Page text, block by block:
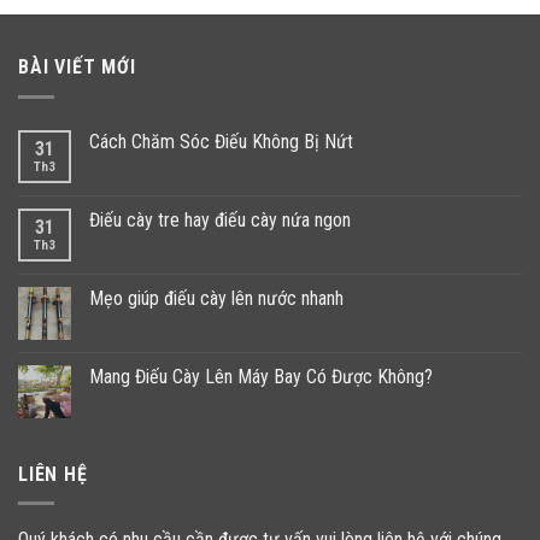
BÀI VIẾT MỚI
31
Th3
Cách Chăm Sóc Điếu Không Bị Nứt
31
Th3
Điếu cày tre hay điếu cày nứa ngon
Mẹo giúp điếu cày lên nước nhanh
Mang Điếu Cày Lên Máy Bay Có Được Không?
LIÊN HỆ